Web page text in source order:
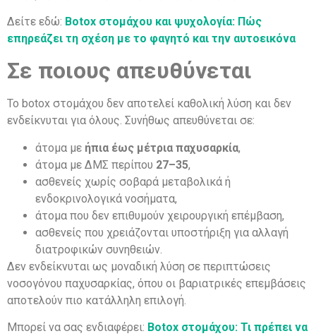
Δείτε εδώ: Botox στομάχου και ψυχολογία: Πώς
επηρεάζει τη σχέση με το φαγητό και την αυτοεικόνα
Σε ποιους απευθύνεται
Το botox στομάχου δεν αποτελεί καθολική λύση και δεν
ενδείκνυται για όλους. Συνήθως απευθύνεται σε:
άτομα με ήπια έως μέτρια παχυσαρκία,
άτομα με ΔΜΣ περίπου 27–35,
ασθενείς χωρίς σοβαρά μεταβολικά ή
ενδοκρινολογικά νοσήματα,
άτομα που δεν επιθυμούν χειρουργική επέμβαση,
ασθενείς που χρειάζονται υποστήριξη για αλλαγή
διατροφικών συνηθειών.
Δεν ενδείκνυται ως μοναδική λύση σε περιπτώσεις
νοσογόνου παχυσαρκίας, όπου οι βαριατρικές επεμβάσεις
αποτελούν πιο κατάλληλη επιλογή.
Μπορεί να σας ενδιαφέρει: Botox στομάχου: Τι πρέπει να